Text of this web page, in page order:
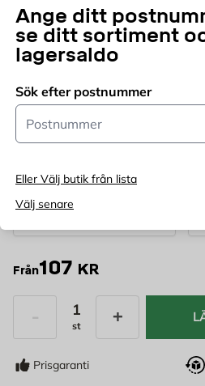
Ange ditt
se ditt sortiment
lagersaldo
Sök efter postnummer
Postnummer
Eller Välj butik från lista
Välj senare
skyddsklass är den perfekt för
Endast online
Angepostnummer
FÄRG:
Fjällvit
MODELL:
Från107 KR
st
Prisgaranti